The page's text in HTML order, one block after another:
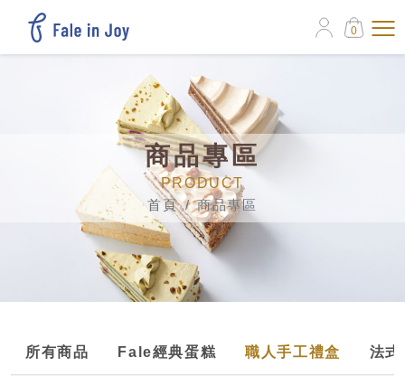
0
商品專區
PRODUCT
首頁
商品專區
所有商品 Fale經典蛋糕 職人手工禮盒 法式